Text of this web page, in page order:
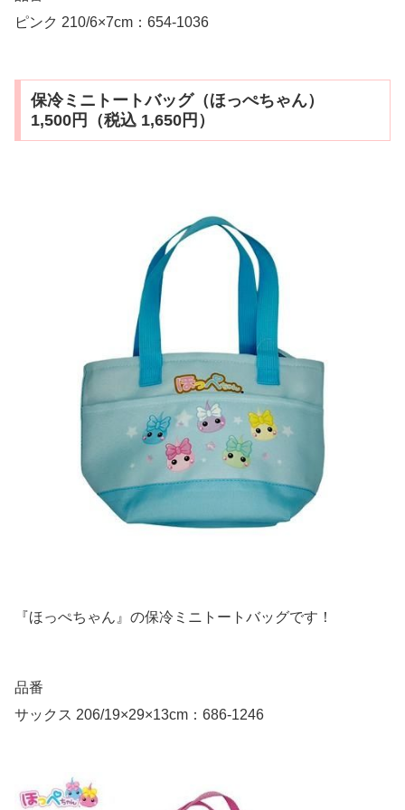
ピンク 210/6×7cm：654-1036
保冷ミニトートバッグ（ほっぺちゃん）
1,500円（税込 1,650円）
『ほっぺちゃん』の保冷ミニトートバッグです！
品番
サックス 206/19×29×13cm：686-1246